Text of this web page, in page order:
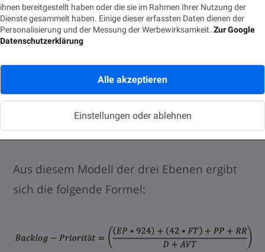
ihnen bereitgestellt haben oder die sie im Rahmen Ihrer Nutzung der
Dienste gesammelt haben. Einige dieser erfassten Daten dienen der
Personalisierung und der Messung der Werbewirksamkeit. Zur Google
Datenschutzerklärung
Alle akzeptieren
Einstellungen oder ablehnen
Abbildung 1 Schichten der Formel
Aus diesem Modell der drei Ebenen ergibt
sich die folgende Formel: